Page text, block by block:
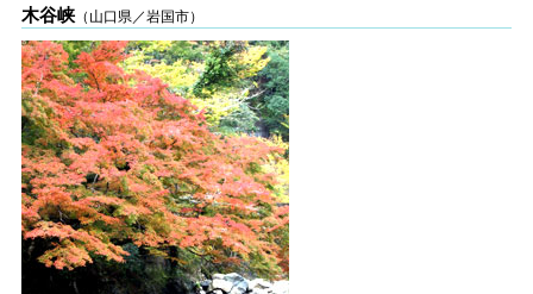
食レポート
木谷峡（山口県／岩国市）